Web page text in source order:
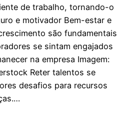
de trabalho, tornando-o
e motivador Bem-estar e
são fundamentais
se sintam engajados
na empresa Imagem:
Reter talentos se
desafios para recursos